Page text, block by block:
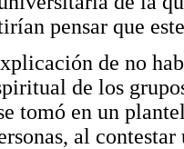
pensar que
de no
de los
tomó en un
al